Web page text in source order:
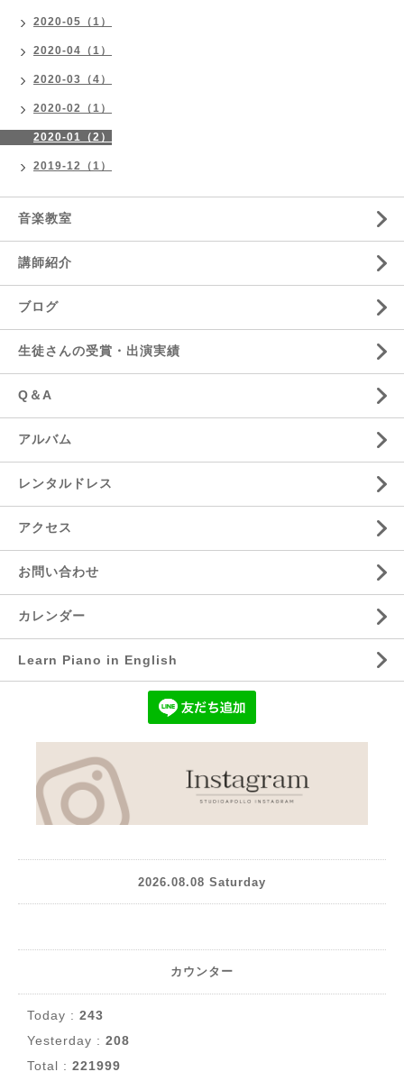
2020-05（1）
2020-04（1）
2020-03（4）
2020-02（1）
2020-01（2）
2019-12（1）
音楽教室
講師紹介
ブログ
生徒さんの受賞・出演実績
Q＆A
アルバム
レンタルドレス
アクセス
お問い合わせ
カレンダー
Learn Piano in English
2026.08.08 Saturday
カウンター
Today : 243
Yesterday : 208
Total : 221999